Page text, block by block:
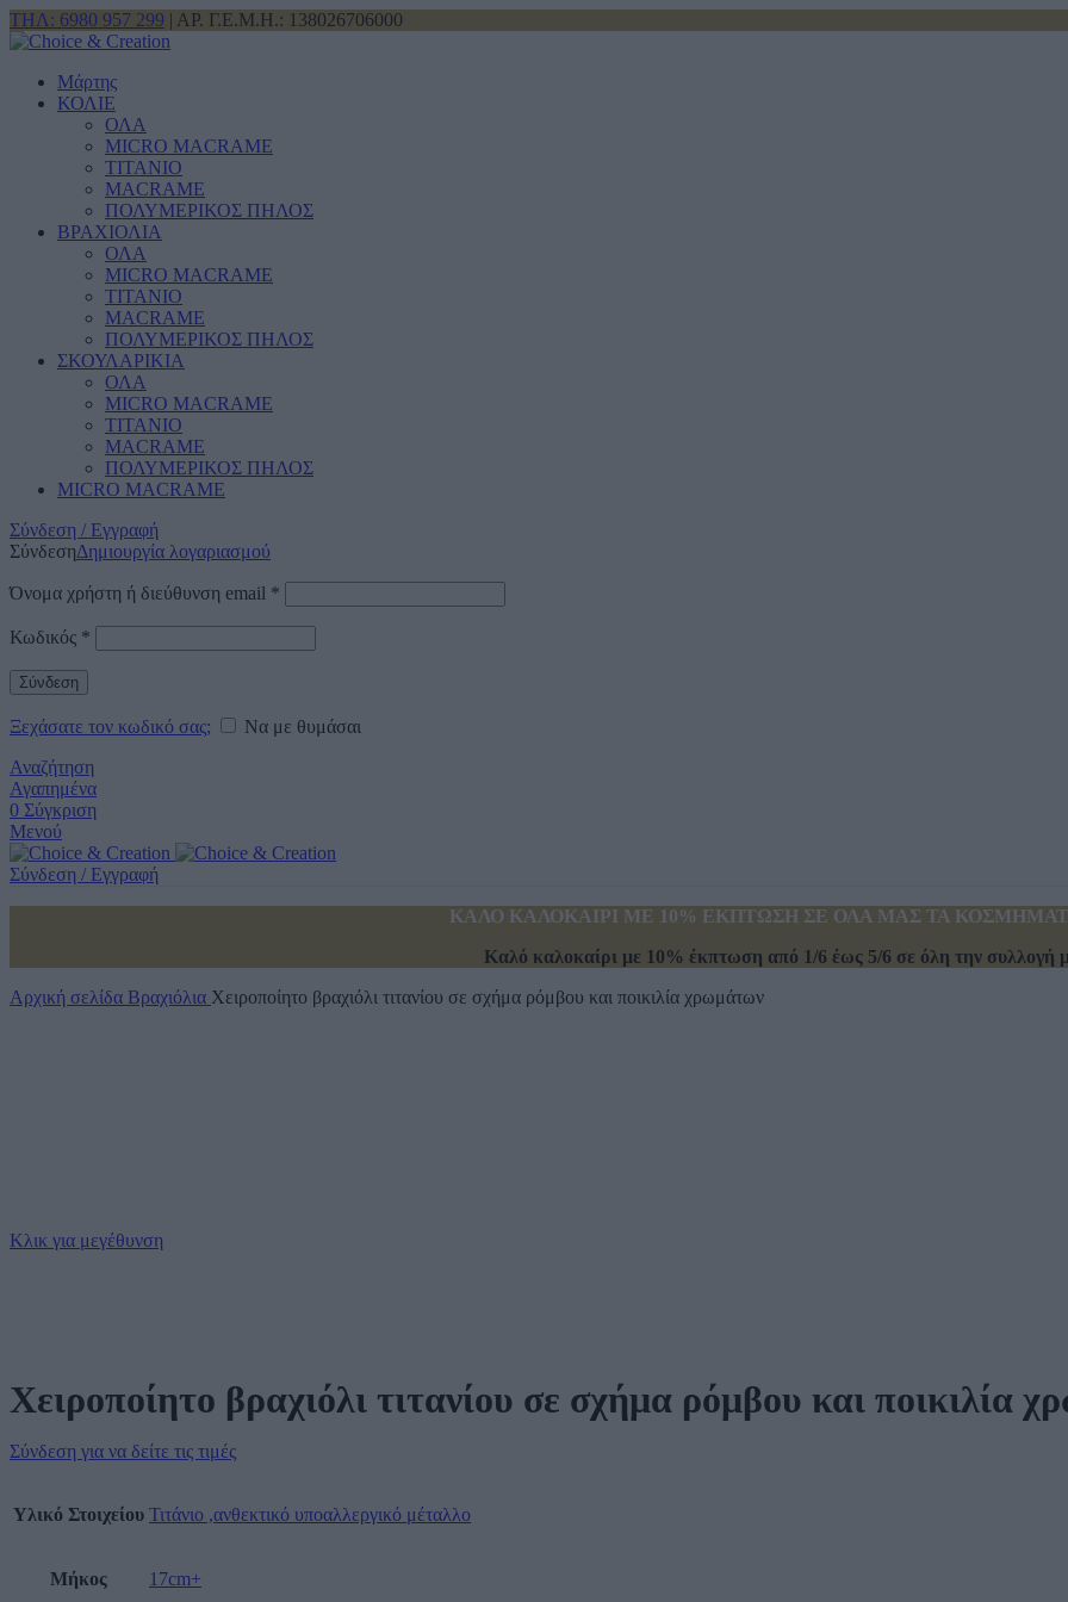
ΤΗΛ: 6980 957 299 | ΑΡ. Γ.Ε.Μ.Η.: 138026706000
Μάρτης
ΚΟΛΙΕ
ΟΛΑ
MICRO MACRAME
ΤΙΤΑΝΙΟ
MACRAME
ΠΟΛΥΜΕΡΙΚΟΣ ΠΗΛΟΣ
ΒΡΑΧΙΟΛΙΑ
ΟΛΑ
MICRO MACRAME
ΤΙΤΑΝΙΟ
MACRAME
ΠΟΛΥΜΕΡΙΚΟΣ ΠΗΛΟΣ
ΣΚΟΥΛΑΡΙΚΙΑ
ΟΛΑ
MICRO MACRAME
ΤΙΤΑΝΙΟ
MACRAME
ΠΟΛΥΜΕΡΙΚΟΣ ΠΗΛΟΣ
MICRO MACRAME
Σύνδεση / Εγγραφή
ΣύνδεσηΔημιουργία λογαριασμού
Όνομα χρήστη ή διεύθυνση email *
Κωδικός *
Σύνδεση
Ξεχάσατε τον κωδικό σας;
Να με θυμάσαι
Αναζήτηση
Αγαπημένα
0 Σύγκριση
Μενού
Σύνδεση / Εγγραφή
ΚΑΛΟ ΚΑΛΟΚΑΙΡΙ ΜΕ 10% ΕΚΠΤΩΣΗ ΣΕ ΟΛΑ ΜΑΣ ΤΑ
Καλό καλοκαίρι με 10% έκπτωση από 1/6 έως 5/6 σε όλη την συλλογή
Αρχική σελίδα Βραχιόλια Χειροποίητο βραχιόλι τιτανίου σε σχήμα ρόμβου και ποικιλία χρωμάτων
Κλικ για μεγέθυνση
Χειροποίητο βραχιόλι τιτανίου σε σχήμα ρόμβου και ποικιλία
Σύνδεση για να δείτε τις τιμές
Υλικό Στοιχείου Τιτάνιο ,ανθεκτικό υποαλλεργικό μέταλλο
Μήκος 17cm+